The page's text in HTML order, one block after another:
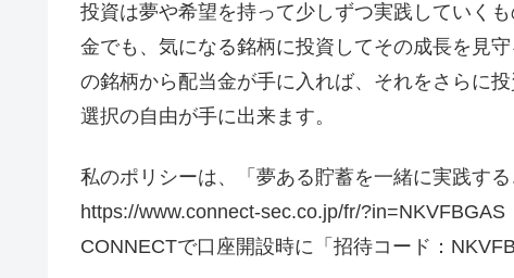
投資は夢や希望を持って少しずつ実践していく
金でも、気になる銘柄に投資してその成長を見
の銘柄から配当金が手に入れば、それをさらに
選択の自由が手に出来ます。
私のポリシーは、「夢ある貯蓄を一緒に実践する
https://www.connect-sec.co.jp/fr/?in=NKVFBGAS
CONNECTで口座開設時に「招待コード：